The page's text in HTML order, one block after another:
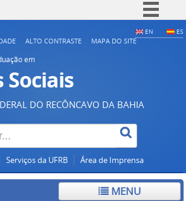
Acesso à informação
Legislação
Canais
EN ES
ALTO CONTRASTE MAPA DO SITE
em
Sociais
DO RECÔNCAVO DA BAHIA
Serviços da UFRB Área de Imprensa
MENU